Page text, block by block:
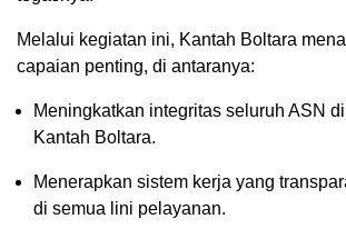
Melalui kegiatan ini, Kantah Boltara
capaian penting, di antaranya:
Meningkatkan integritas seluruh ASN
Kantah Boltara.
Menerapkan sistem kerja yang
di semua lini pelayanan.